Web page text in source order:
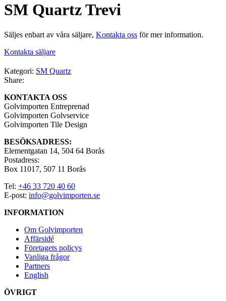
SM Quartz Trevi
Säljes enbart av våra säljare, Kontakta oss för mer information.
Kontakta säljare
Kategori: SM Quartz
Share:
KONTAKTA OSS
Golvimporten Entreprenad
Golvimporten Golvservice
Golvimporten Tile Design
BESÖKSADRESS:
Elementgatan 14, 504 64 Borås
Postadress:
Box 11017, 507 11 Borås
Tel: +46 33 720 40 60
E-post: info@golvimporten.se
INFORMATION
Om Golvimporten
Affärsidé
Företagets policys
Vanliga frågor
Partners
English
ÖVRIGT